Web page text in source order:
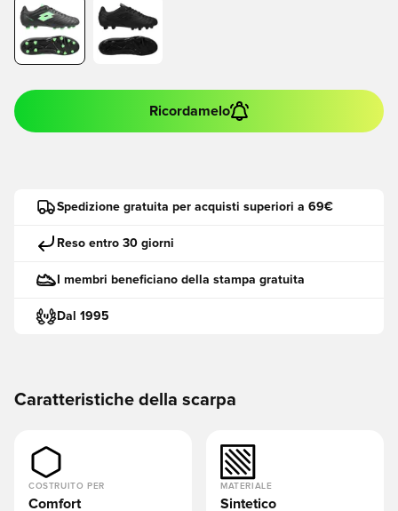
Ricordamelo
Spedizione gratuita per acquisti superiori a 69€
Reso entro 30 giorni
I membri beneficiano della stampa gratuita
Dal 1995
Caratteristiche della scarpa
COSTRUITO PER
Comfort
MATERIALE
Sintetico